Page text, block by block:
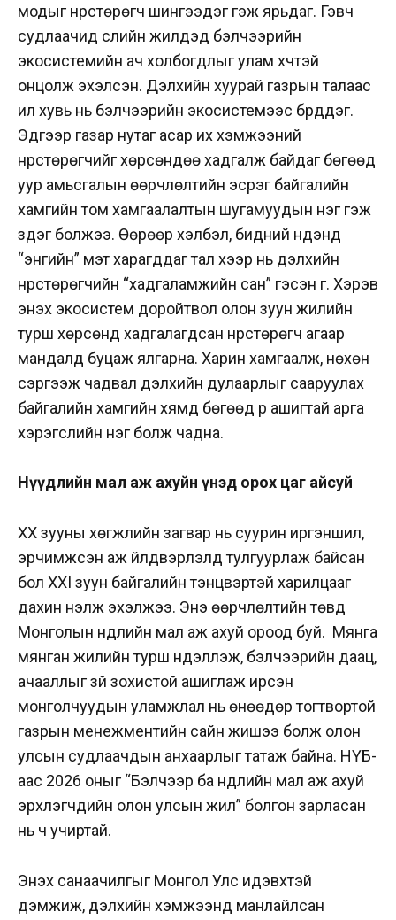
модыг нүүрстөрөгч шингээдэг гэж ярьдаг. Гэвч
судлаачид сүүлийн жилүүдэд бэлчээрийн
экосистемийн ач холбогдлыг улам хүчтэй
онцолж эхэлсэн. Дэлхийн хуурай газрын талаас
илүү хувь нь бэлчээрийн экосистемээс бүрддэг.
Эдгээр газар нутаг асар их хэмжээний
нүүрстөрөгчийг хөрсөндөө хадгалж байдаг бөгөөд
уур амьсгалын өөрчлөлтийн эсрэг байгалийн
хамгийн том хамгаалалтын шугамуудын нэг гэж
үздэг болжээ. Өөрөөр хэлбэл, бидний нүдэнд
“энгийн” мэт харагддаг тал хээр нь дэлхийн
нүүрстөрөгчийн “хадгаламжийн сан” гэсэн үг. Хэрэв
энэхүү экосистем доройтвол олон зуун жилийн
турш хөрсөнд хадгалагдсан нүүрстөрөгч агаар
мандалд буцаж ялгарна. Харин хамгаалж, нөхөн
сэргээж чадвал дэлхийн дулаарлыг сааруулах
байгалийн хамгийн хямд бөгөөд үр ашигтай арга
хэрэгслийн нэг болж чадна.
Нүүдлийн мал аж ахуйн үнэд орох цаг айсуй
XX зууны хөгжлийн загвар нь суурин иргэншил,
эрчимжсэн аж үйлдвэрлэлд тулгуурлаж байсан
бол XXI зуун байгалийн тэнцвэртэй харилцааг
дахин үнэлж эхэлжээ. Энэ өөрчлөлтийн төвд
Монголын нүүдлийн мал аж ахуй ороод буй. Мянга
мянган жилийн турш нүүдэллэж, бэлчээрийн даац,
ачааллыг зүй зохистой ашиглаж ирсэн
монголчуудын уламжлал нь өнөөдөр тогтвортой
газрын менежментийн сайн жишээ болж олон
улсын судлаачдын анхаарлыг татаж байна. НҮБ-
аас 2026 оныг “Бэлчээр ба нүүдлийн мал аж ахуй
эрхлэгчдийн олон улсын жил” болгон зарласан
нь ч учиртай.
Энэхүү санаачилгыг Монгол Улс идэвхтэй
дэмжиж, дэлхийн хэмжээнд манлайлсан